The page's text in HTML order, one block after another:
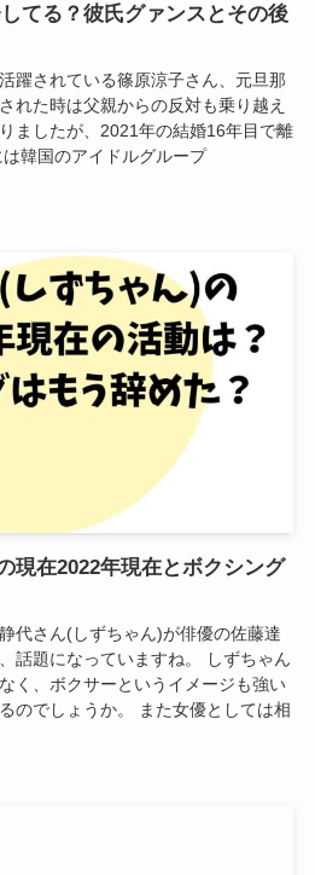
てる？彼氏グァンスとその後
躍されている篠原涼子さん、元旦那
れた時は父親からの反対も乗り越え
ましたが、2021年の結婚16年目で離
韓国のアイドルグループ
現在2022年現在とボクシング
代さん(しずちゃん)が俳優の佐藤達
話題になっていますね。 しずちゃん
く、ボクサーというイメージも強い
のでしょうか。 また女優としては相